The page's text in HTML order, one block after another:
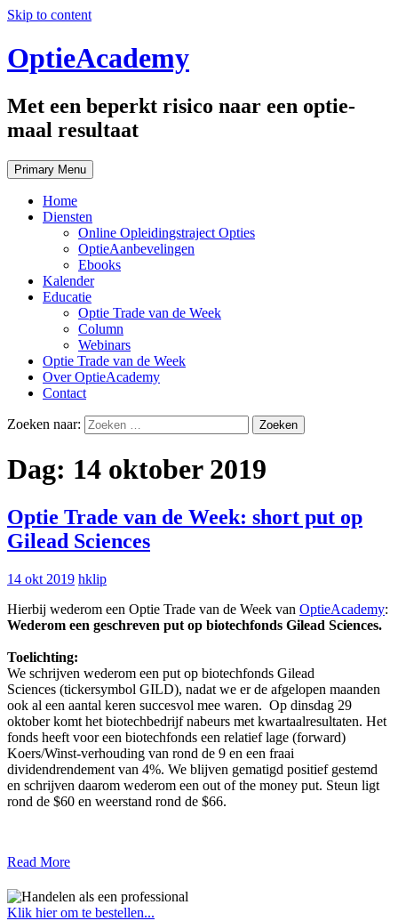
Skip to content
OptieAcademy
Met een beperkt risico naar een optie-
maal resultaat
Primary Menu
Home
Diensten
Online Opleidingstraject Opties
OptieAanbevelingen
Ebooks
Kalender
Educatie
Optie Trade van de Week
Column
Webinars
Optie Trade van de Week
Over OptieAcademy
Contact
Zoeken naar:
Dag: 14 oktober 2019
Optie Trade van de Week: short put op
Gilead Sciences
14 okt 2019 hklip
Hierbij wederom een Optie Trade van de Week van OptieAcademy:
Wederom een geschreven put op biotechfonds Gilead Sciences.
Toelichting:
We schrijven wederom een put op biotechfonds Gilead
Sciences (tickersymbol GILD), nadat we er de afgelopen maanden
ook al een aantal keren succesvol mee waren. Op dinsdag 29
oktober komt het biotechbedrijf nabeurs met kwartaalresultaten. Het
fonds heeft voor een biotechfonds een relatief lage (forward)
Koers/Winst-verhouding van rond de 9 en een fraai
dividendrendement van 4%. We blijven gematigd positief gestemd
en schrijven daarom wederom een out of the money put. Steun ligt
rond de $60 en weerstand rond de $66.
Read More
Klik hier om te bestellen...